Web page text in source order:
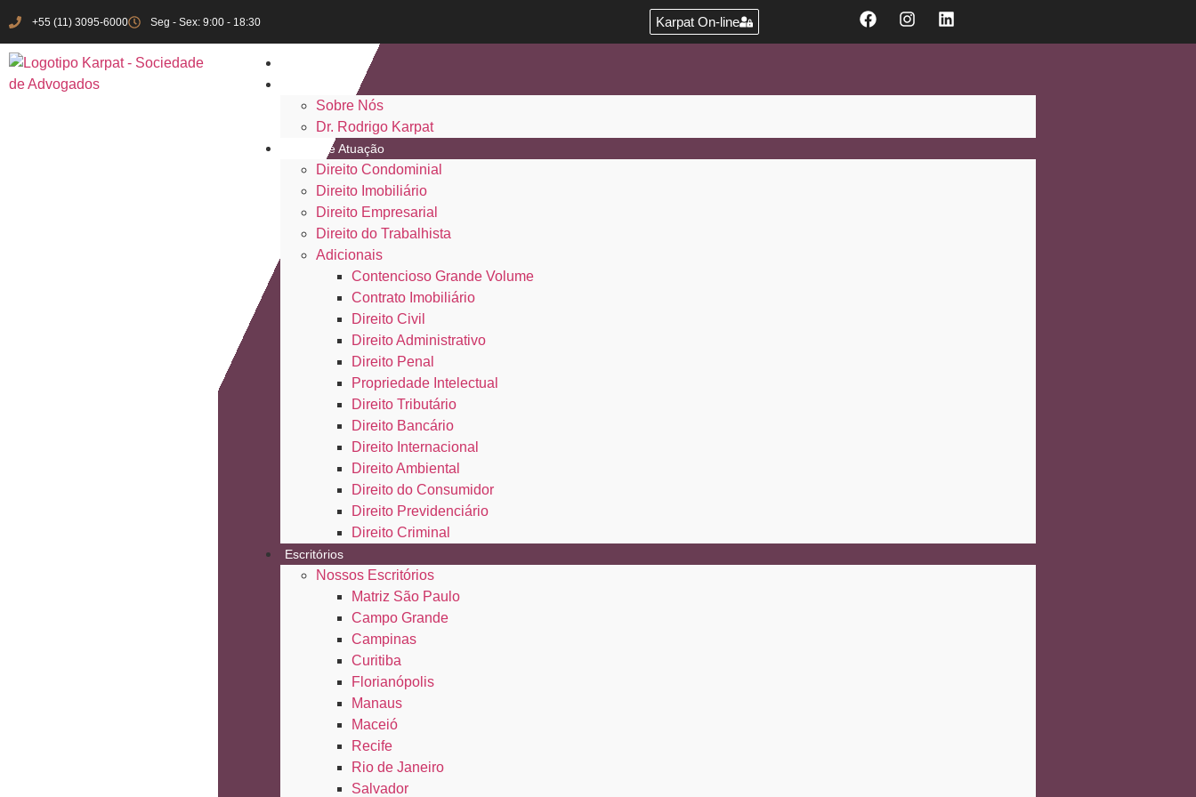
+55 (11) 3095-6000 Seg - Sex: 9:00 - 18:30 Karpat On-line
Sobre Nós
Dr. Rodrigo Karpat
Áreas de Atuação
Direito Condominial
Direito Imobiliário
Direito Empresarial
Direito do Trabalhista
Adicionais
Contencioso Grande Volume
Contrato Imobiliário
Direito Civil
Direito Administrativo
Direito Penal
Propriedade Intelectual
Direito Tributário
Direito Bancário
Direito Internacional
Direito Ambiental
Direito do Consumidor
Direito Previdenciário
Direito Criminal
Escritórios
Nossos Escritórios
Matriz São Paulo
Campo Grande
Campinas
Curitiba
Florianópolis
Manaus
Maceió
Recife
Rio de Janeiro
Salvador